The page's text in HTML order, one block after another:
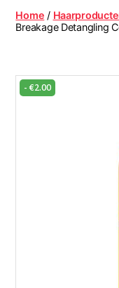
Beauty
Centre
Home /
Breakage Detangling
-€2.00